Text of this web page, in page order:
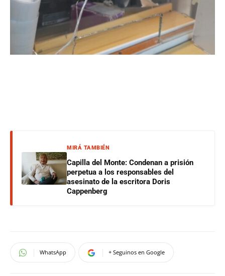
MIRÁ TAMBIÉN
Capilla del Monte: Condenan a prisión
perpetua a los responsables del
asesinato de la escritora Doris
Cappenberg
WhatsApp + Seguinos en Google